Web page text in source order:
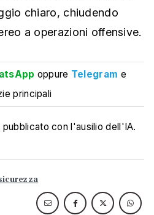
chiaro, chiudendo
a operazioni offensive.
oppure Telegram e
principali
con l'ausilio dell'IA.